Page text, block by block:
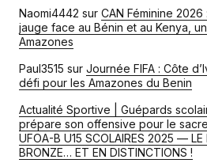
Naomi4442 sur CAN Féminine
jauge face au Bénin et au Kenya,
Amazones
Paul3515 sur Journée FIFA : Côte
défi pour les Amazones du Benin
Actualité Sportive | Guépards
prépare son offensive pour le
UFOA-B U15 SCOLAIRES 2025 — LE
BRONZE… ET EN DISTINCTIONS !